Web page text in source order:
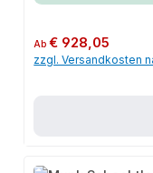
Regulärer Preis:
Ab€ 928,05
zzgl. Versandkosten